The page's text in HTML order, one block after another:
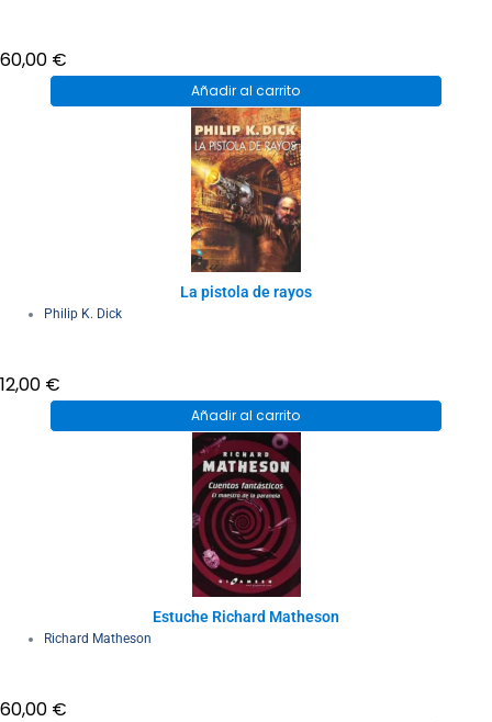
60,00 €
Añadir al carrito
La pistola de rayos
Philip K. Dick
12,00 €
Añadir al carrito
Estuche Richard Matheson
Richard Matheson
60,00 €